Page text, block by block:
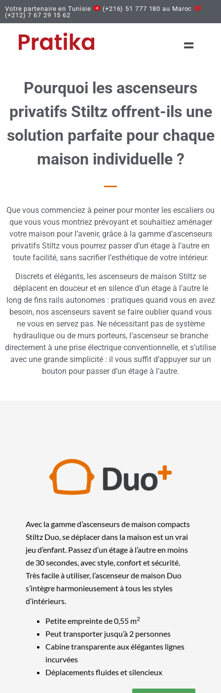
Votre partenaire en Tunisie
(+216) 51 777 180 au Maroc
(+212) 7 67 29 15 62
Pourquoi les ascenseurs
privatifs Stiltz offrent-ils une
solution parfaite pour chaque
maison individuelle ?
Que vous commenciez à peiner pour monter les escaliers ou
que vous vous montriez prévoyant et souhaitiez aménager
votre maison pour l’avenir, grâce à la gamme d’ascenseurs
privatifs Stiltz vous pourrez passer d’un étage à l’autre en
toute facilité, sans sacrifier l’esthétique de votre intérieur.
Discrets et élégants, les ascenseurs de maison Stiltz se
déplacent en douceur et en silence d’un étage à l’autre le
long de fins rails autonomes : pratiques quand vous en avez
besoin, nos ascenseurs savent se faire oublier quand vous
ne vous en servez pas. Ne nécessitant pas de système
hydraulique ou de murs porteurs, l’ascenseur se branche
directement à une prise électrique conventionnelle, et s’utilise
avec une grande simplicité : il vous suffit d’appuyer sur un
bouton pour passer d’un étage à l’autre.
Avec la gamme d’ascenseurs de maison compacts
Stiltz Duo, se déplacer dans la maison est un vrai
jeu d’enfant. Passez d’un étage à l’autre en moins
de 30 secondes, avec style, confort et sécurité.
Très facile à utiliser, l’ascenseur de maison Duo
s’intègre harmonieusement à tous les styles
d’intérieurs.
Petite empreinte de 0,55 m2
Peut transporter jusqu’à 2 personnes
Cabine transparente aux élégantes lignes
incurvées
Déplacements fluides et silencieux